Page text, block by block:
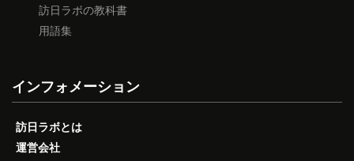
訪日ラボの教科書
用語集
インフォメーション
訪日ラボとは
運営会社